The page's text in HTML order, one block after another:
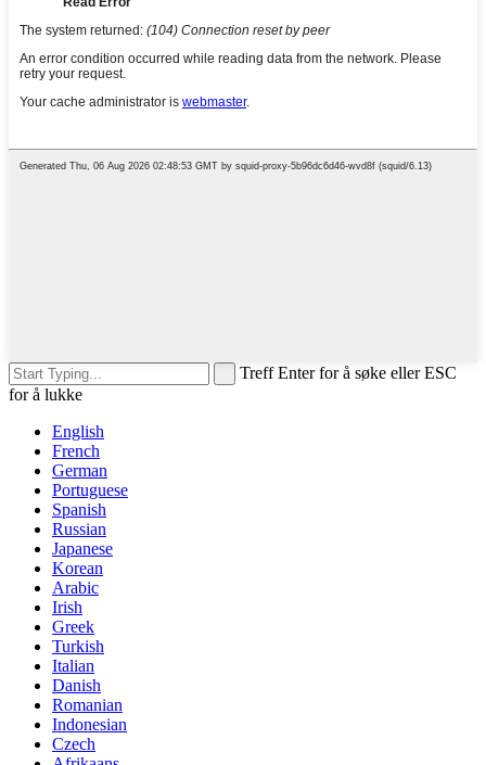
Treff Enter for å søke eller ESC
for å lukke
English
French
German
Portuguese
Spanish
Russian
Japanese
Korean
Arabic
Irish
Greek
Turkish
Italian
Danish
Romanian
Indonesian
Czech